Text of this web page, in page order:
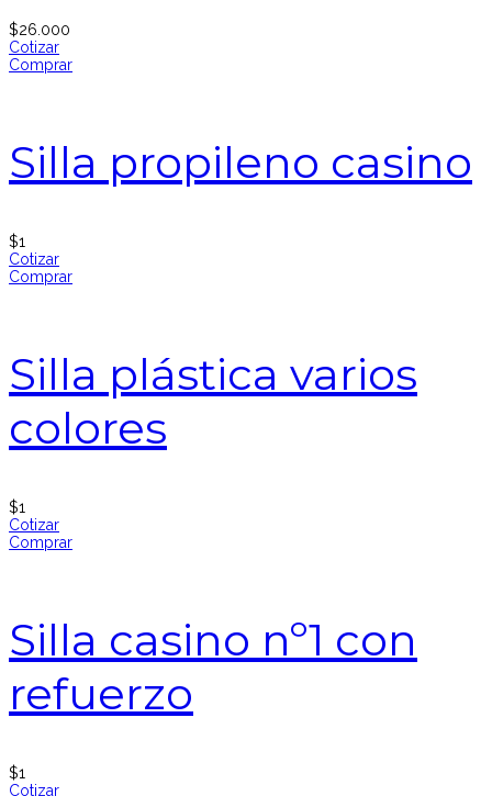
$26.000
Cotizar
Comprar
Silla propileno casino
$1
Cotizar
Comprar
Silla plástica varios
colores
$1
Cotizar
Comprar
Silla casino nº1 con
refuerzo
$1
Cotizar